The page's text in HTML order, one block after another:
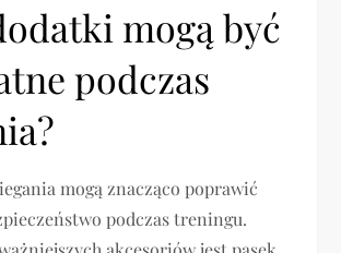
mogą być
podczas
mogą znacząco poprawić
podczas treningu.